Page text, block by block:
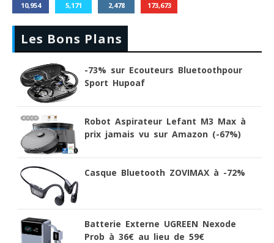
10,954 5,171 2,478 173,673
Les Bons Plans
-73% sur Ecouteurs Bluetoothpour
Sport Hupoaf
Robot Aspirateur Lefant M3 Max à
prix jamais vu sur Amazon (-67%)
Casque Bluetooth ZOVIMAX à -72%
Batterie Externe UGREEN Nexode
Prob à 36€ au lieu de 59€